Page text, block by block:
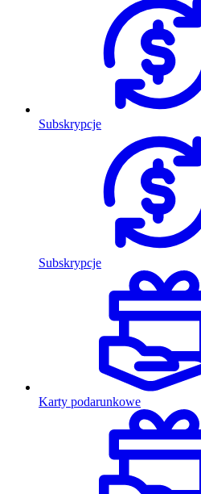
Subskrypcje
Subskrypcje
Karty podarunkowe